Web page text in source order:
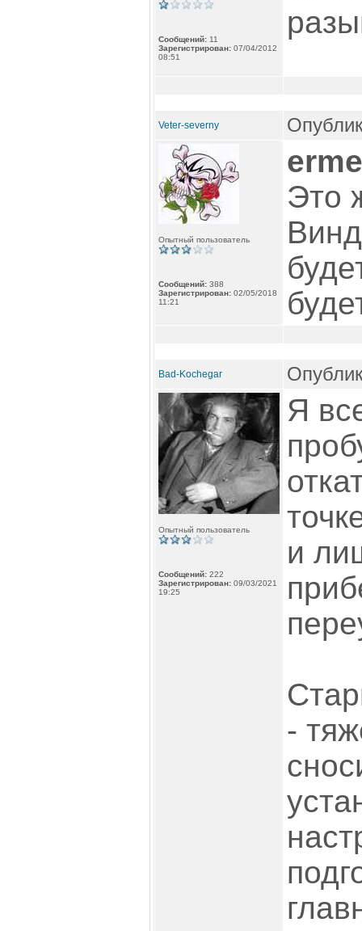
Сообщений: 11
Зарегистрирован: 07/04/2012
08:51
Veter-severny
Опытный пользователь
Сообщений: 388
Зарегистрирован: 02/05/2018
11:21
Это
Bad-Kochegar
Опытный пользователь
Сообщений: 222
Зарегистрирован: 09/03/2021
19:25
Я
и
-